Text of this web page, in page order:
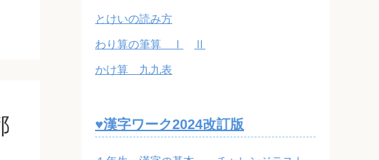
とけいの読み方
わり算の筆算 Ⅰ Ⅱ
かけ算 九九表
♥漢字ワーク2024改訂版